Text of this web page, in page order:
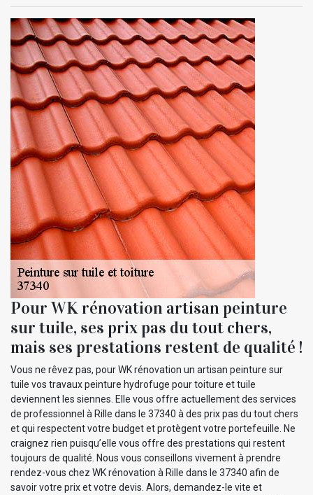
Pour WK rénovation artisan peinture
sur tuile, ses prix pas du tout chers,
mais ses prestations restent de qualité !
Vous ne rêvez pas, pour WK rénovation un artisan peinture sur
tuile vos travaux peinture hydrofuge pour toiture et tuile
deviennent les siennes. Elle vous offre actuellement des services
de professionnel à Rille dans le 37340 à des prix pas du tout chers
et qui respectent votre budget et protègent votre portefeuille. Ne
craignez rien puisqu’elle vous offre des prestations qui restent
toujours de qualité. Nous vous conseillons vivement à prendre
rendez-vous chez WK rénovation à Rille dans le 37340 afin de
savoir votre prix et votre devis. Alors, demandez-le vite et